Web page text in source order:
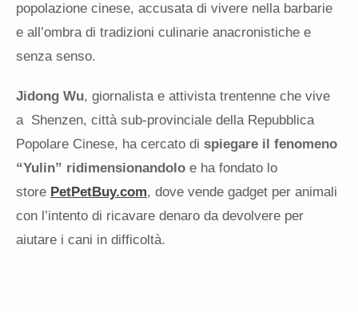
popolazione cinese, accusata di vivere nella barbarie
e all’ombra di tradizioni culinarie anacronistiche e
senza senso.
Jidong Wu, giornalista e attivista trentenne che vive
a Shenzen, città sub-provinciale della Repubblica
Popolare Cinese, ha cercato di spiegare il fenomeno
“Yulin” ridimensionandolo e ha fondato lo
store PetPetBuy.com, dove vende gadget per animali
con l’intento di ricavare denaro da devolvere per
aiutare i cani in difficoltà.